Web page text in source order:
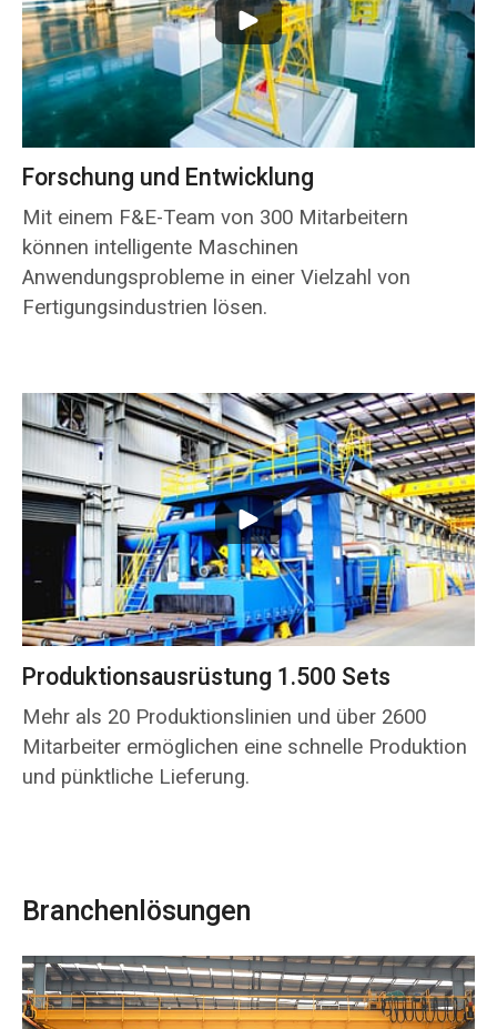
Forschung und Entwicklung
Mit einem F&E-Team von 300 Mitarbeitern
können intelligente Maschinen
Anwendungsprobleme in einer Vielzahl von
Fertigungsindustrien lösen.
Produktionsausrüstung 1.500 Sets
Mehr als 20 Produktionslinien und über 2600
Mitarbeiter ermöglichen eine schnelle Produktion
und pünktliche Lieferung.
Branchenlösungen